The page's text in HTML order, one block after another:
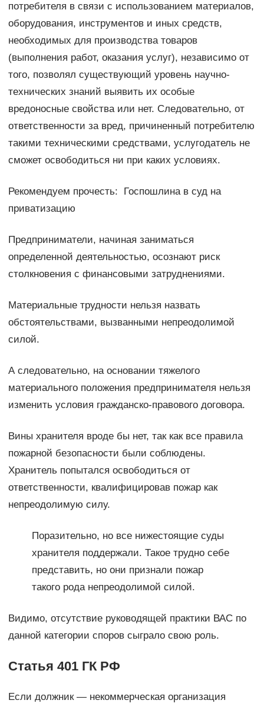
потребителя в связи с использованием материалов,
оборудования, инструментов и иных средств,
необходимых для производства товаров
(выполнения работ, оказания услуг), независимо от
того, позволял существующий уровень научно-
технических знаний выявить их особые
вредоносные свойства или нет. Следовательно, от
ответственности за вред, причиненный потребителю
такими техническими средствами, услугодатель не
сможет освободиться ни при каких условиях.
Рекомендуем прочесть: Госпошлина в суд на
приватизацию
Предприниматели, начиная заниматься
определенной деятельностью, осознают риск
столкновения с финансовыми затруднениями.
Материальные трудности нельзя назвать
обстоятельствами, вызванными непреодолимой
силой.
А следовательно, на основании тяжелого
материального положения предпринимателя нельзя
изменить условия гражданско-правового договора.
Вины хранителя вроде бы нет, так как все правила
пожарной безопасности были соблюдены.
Хранитель попытался освободиться от
ответственности, квалифицировав пожар как
непреодолимую силу.
Поразительно, но все нижестоящие суды
хранителя поддержали. Такое трудно себе
представить, но они признали пожар
такого рода непреодолимой силой.
Видимо, отсутствие руководящей практики ВАС по
данной категории споров сыграло свою роль.
Статья 401 ГК РФ
Если должник — некоммерческая организация